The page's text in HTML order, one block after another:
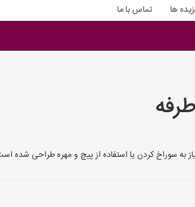
ها تماس با ما
به سوراخ کردن یا استفاده از پیچ و مهره طراحی